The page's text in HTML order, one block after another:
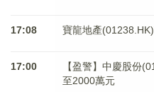
17:08 寶龍地產
17:00
【盈警】中慶股份
至2000萬元